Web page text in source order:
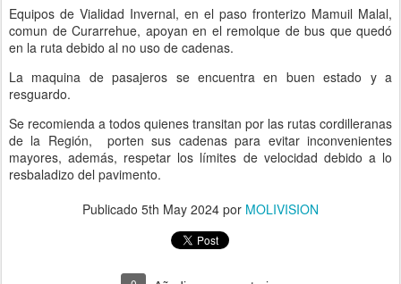
Equipos de Vialidad Invernal, en el paso fronterizo Mamuil Malal,
comun de Curarrehue, apoyan en el remolque de bus que quedó
en la ruta debido al no uso de cadenas.
La maquina de pasajeros se encuentra en buen estado y a
resguardo.
Se recomienda a todos quienes transitan por las rutas cordilleranas
de la Región, porten sus cadenas para evitar inconvenientes
mayores, además, respetar los límites de velocidad debido a lo
resbaladizo del pavimento.
Publicado 5th May 2024 por MOLIVISION